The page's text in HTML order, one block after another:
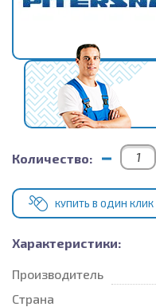
Количество:
КУПИТЬ В ОДИН КЛИК
Характеристики:
Производитель
Страна